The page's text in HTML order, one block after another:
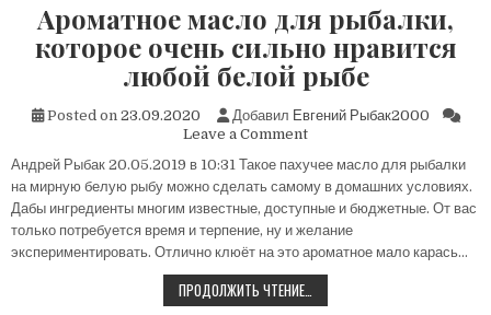
Ароматное масло для рыбалки,
которое очень сильно нравится
любой белой рыбе
Posted on 23.09.2020 Добавил Евгений Рыбак2000
Leave a Commenton
масло
для
рыбалки,
которое
сильно
любой
Андрей Рыбак 20.05.2019 в 10:31 Такое пахучее масло для рыбалки
на мирную белую рыбу можно сделать самому в домашних условиях.
Дабы ингредиенты многим известные, доступные и бюджетные. От вас
только потребуется время и терпение, ну и желание
экспериментировать. Отлично клюёт на это ароматное мало карась…
ПРОДОЛЖИТЬ ЧТЕНИЕ…
МАСЛО